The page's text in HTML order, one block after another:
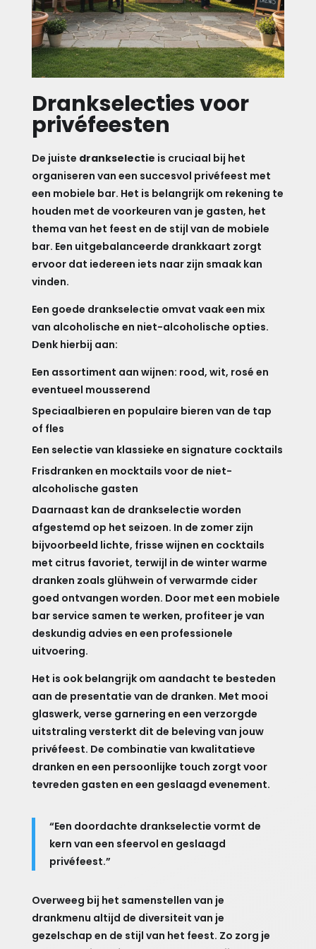
Drankselecties voor
privéfeesten
De juiste drankselectie is cruciaal bij het
organiseren van een succesvol privéfeest met
een mobiele bar. Het is belangrijk om rekening te
houden met de voorkeuren van je gasten, het
thema van het feest en de stijl van de mobiele
bar. Een uitgebalanceerde drankkaart zorgt
ervoor dat iedereen iets naar zijn smaak kan
vinden.
Een goede drankselectie omvat vaak een mix
van alcoholische en niet-alcoholische opties.
Denk hierbij aan:
Een assortiment aan wijnen: rood, wit, rosé en
eventueel mousserend
Speciaalbieren en populaire bieren van de tap
of fles
Een selectie van klassieke en signature cocktails
Frisdranken en mocktails voor de niet-
alcoholische gasten
Daarnaast kan de drankselectie worden
afgestemd op het seizoen. In de zomer zijn
bijvoorbeeld lichte, frisse wijnen en cocktails
met citrus favoriet, terwijl in de winter warme
dranken zoals glühwein of verwarmde cider
goed ontvangen worden. Door met een mobiele
bar service samen te werken, profiteer je van
deskundig advies en een professionele
uitvoering.
Het is ook belangrijk om aandacht te besteden
aan de presentatie van de dranken. Met mooi
glaswerk, verse garnering en een verzorgde
uitstraling versterkt dit de beleving van jouw
privéfeest. De combinatie van kwalitatieve
dranken en een persoonlijke touch zorgt voor
tevreden gasten en een geslaagd evenement.
“Een doordachte drankselectie vormt de
kern van een sfeervol en geslaagd
privéfeest.”
Overweeg bij het samenstellen van je
drankmenu altijd de diversiteit van je
gezelschap en de stijl van het feest. Zo zorg je